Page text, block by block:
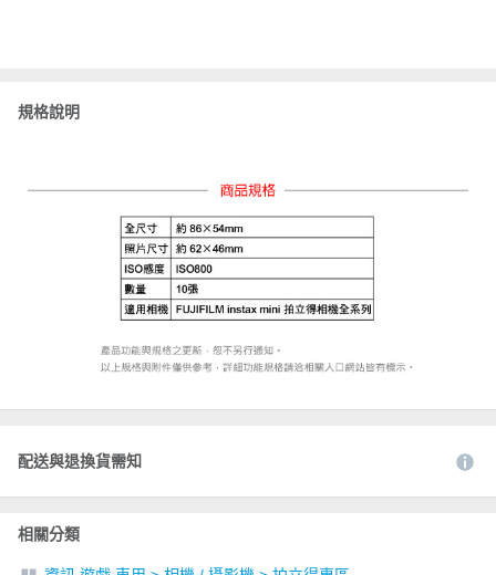
規格說明
配送與退換貨需知
相關分類